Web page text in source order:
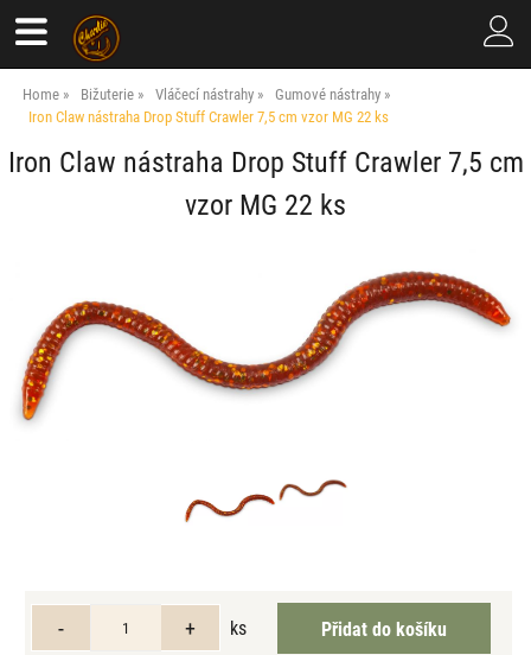
Home Bižuterie Vláčecí nástrahy
Gumové nástrahy
Iron Claw nástraha Drop Stuff Crawler 7,5 cm vzor MG 22 ks
Iron Claw nástraha Drop Stuff Crawler 7,5 cm
vzor MG 22 ks
ks